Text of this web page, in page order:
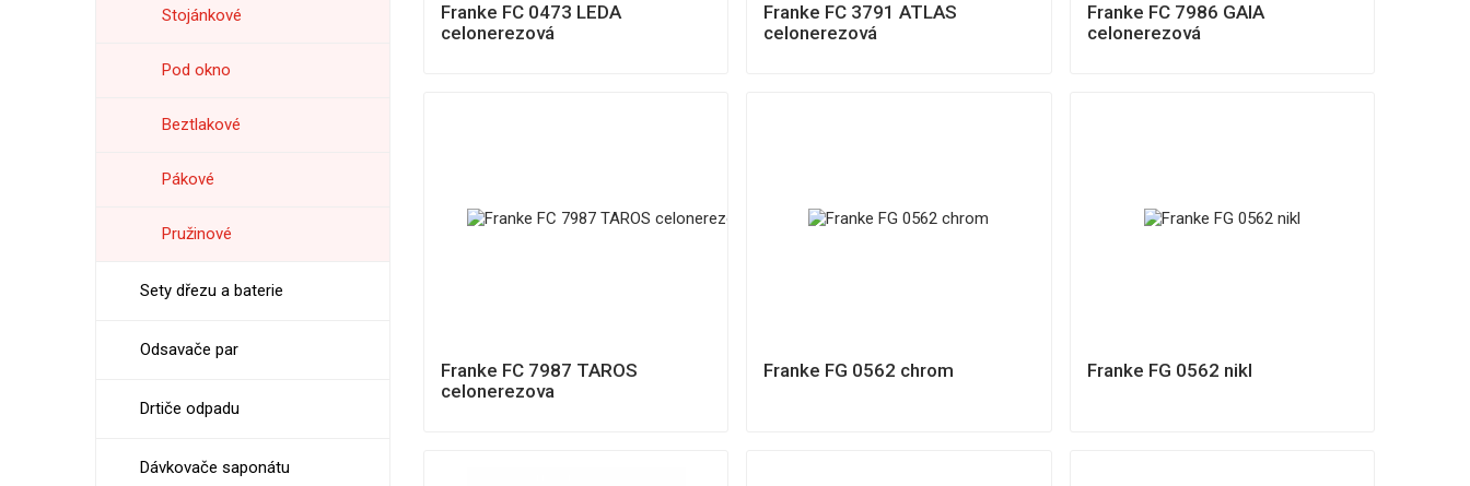
Franke FC 0473 LEDA
celonerezová
Franke FC 3791 ATLAS
celonerezová
Franke FC 7986 GAIA
celonerezová
Franke FC 7987 TAROS
celonerezova
Franke FG 0562 chrom Franke FG 0562 nikl
Stojánkové
Pod okno
Beztlakové
Pákové
Pružinové
Sety dřezu a baterie
Odsavače par
Drtiče odpadu
Dávkovače saponátu